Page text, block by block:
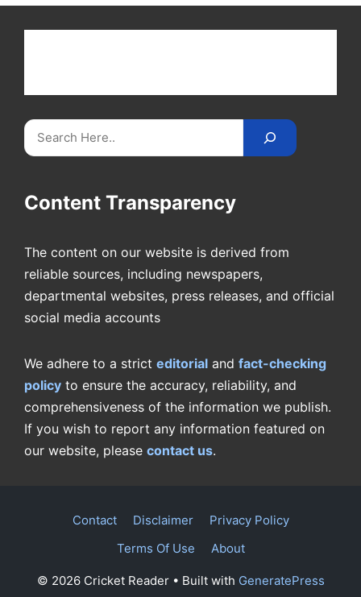
Search
Content Transparency
The content on our website is derived from
reliable sources, including newspapers,
departmental websites, press releases, and official
social media accounts
We adhere to a strict editorial and fact-checking
policy to ensure the accuracy, reliability, and
comprehensiveness of the information we publish.
If you wish to report any information featured on
our website, please contact us.
Contact Disclaimer
Privacy Policy
Terms Of Use
About
© 2026 Cricket Reader• Built with GeneratePress